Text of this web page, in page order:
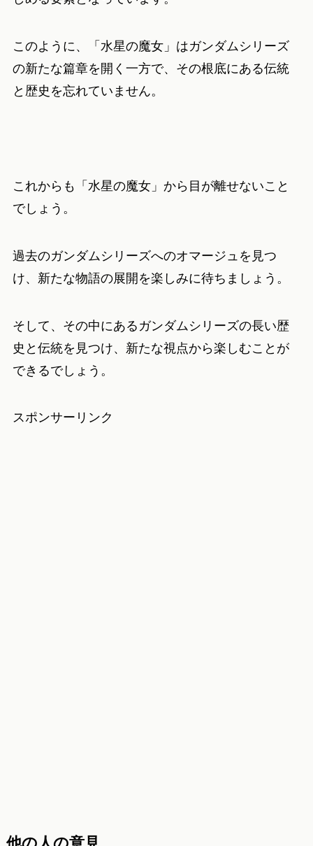
このように、「水星の魔女」はガンダムシリーズ
の新たな篇章を開く一方で、その根底にある伝統
と歴史を忘れていません。
これからも「水星の魔女」から目が離せないこと
でしょう。
過去のガンダムシリーズへのオマージュを見つ
け、新たな物語の展開を楽しみに待ちましょう。
そして、その中にあるガンダムシリーズの長い歴
史と伝統を見つけ、新たな視点から楽しむことが
できるでしょう。
スポンサーリンク